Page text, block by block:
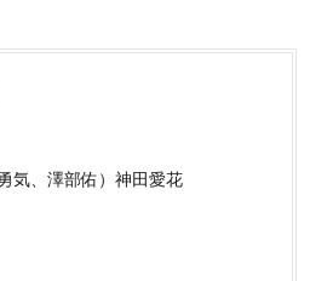
気、澤部佑）神田愛花